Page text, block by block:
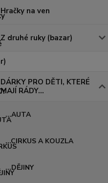
Hračky na ven
Z druhé ruky (bazar)
DÁRKY PRO DĚTI, KTERÉ
MAJÍ RÁDY...
...AUTA
...CIRKUS A KOUZLA
...DĚJINY